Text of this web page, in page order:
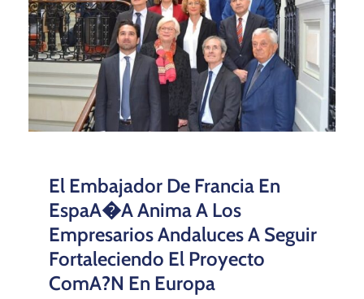
El Embajador De Francia En
EspaA�a Anima A Los
Empresarios Andaluces A Seguir
Fortaleciendo El Proyecto
ComA?n En Europa